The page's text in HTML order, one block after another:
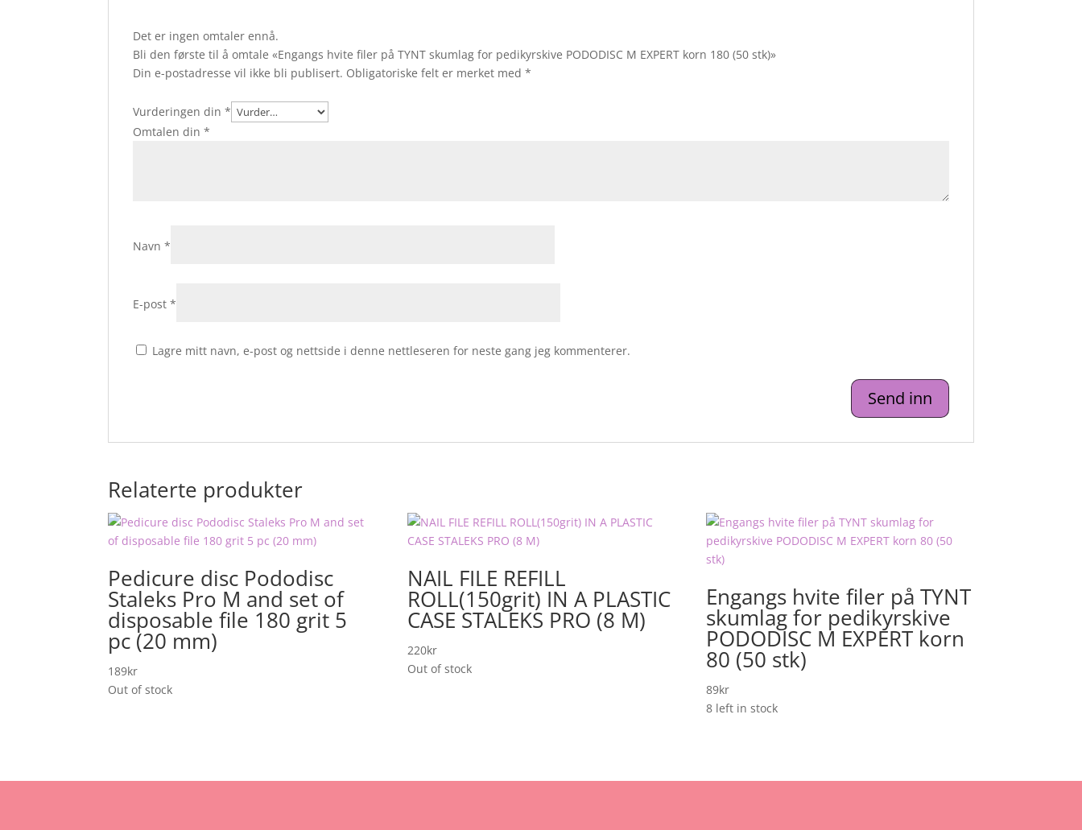
Det er ingen omtaler ennå.
Bli den første til å omtale «Engangs hvite filer på TYNT skumlag for pedikyrskive PODODISC M EXPERT korn 180 (50 stk)»
Din e-postadresse vil ikke bli publisert. Obligatoriske felt er merket med*
Vurderingen din*
Omtalen din*
Navn*
E-post*
Lagre mitt navn, e-post og nettside i denne nettleseren for neste gang jeg kommenterer.
Relaterte produkter
Pedicure disc Pododisc
Staleks Pro M and set of
disposable file 180 grit 5
pc (20 mm)
189kr
Out of stock
NAIL FILE REFILL
ROLL(150grit) IN A PLASTIC
CASE STALEKS PRO (8 M)
220kr
Out of stock
Engangs hvite filer på TYNT
skumlag for pedikyrskive
PODODISC M EXPERT korn
80 (50 stk)
89kr
8 left in stock